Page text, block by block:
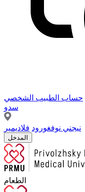
حساب الطبيب الشخصي
سدو
نيجني نوفغورود فلاديمير
المدخل
الطعام